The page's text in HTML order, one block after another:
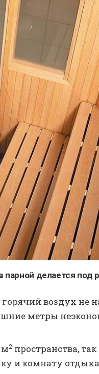
парной делается под
воздух не
метры
м2 пространства, так
и комнату